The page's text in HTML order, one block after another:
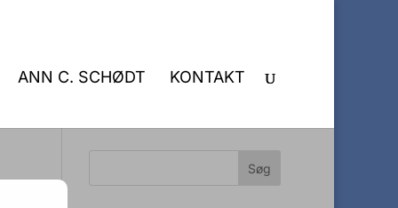
ANN C. SCHØDT KONTAKT